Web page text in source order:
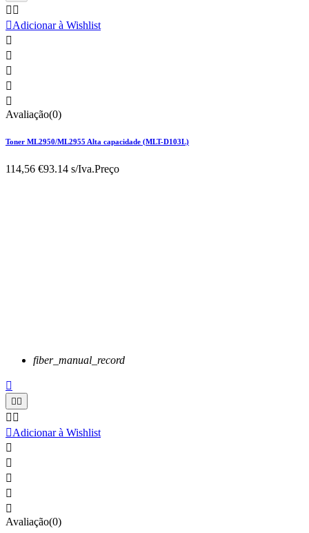
 
Adicionar à Wishlist





Avaliação(0)
Toner ML2950/ML2955 Alta capacidade (MLT-D103L)
114,56 €93.14 s/Iva.Preço
fiber_manual_record

 
 
Adicionar à Wishlist





Avaliação(0)